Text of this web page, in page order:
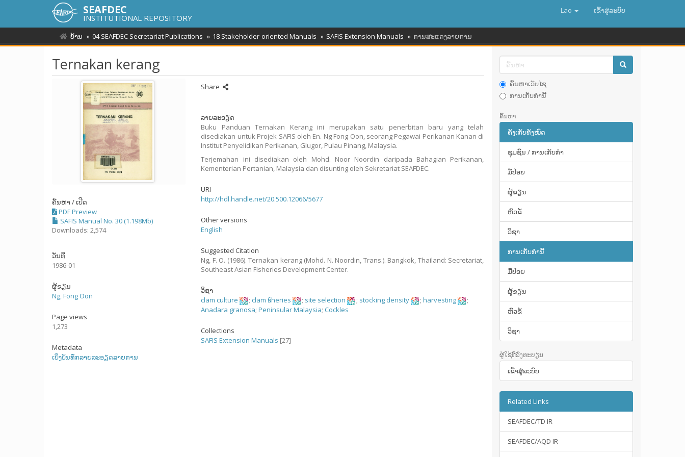
SEAFDEC
INSTITUTIONAL REPOSITORY
Lao ເຂົ້າ​ສູ່​ລະ​ບົບ
ບ້ານ 04 SEAFDEC Secretariat Publications 18 Stakeholder-oriented Manuals SAFIS Extension Manuals ການສະແດງລາຍການ
Ternakan kerang
ຄົ້ນຫາ / ເປີດ
PDF Preview
SAFIS Manual No. 30 (1.198Mb)
Downloads: 2,574
ວັນທີ
1986-01
ຜູ້ຂຽນ
Ng, Fong Oon
Page views
1,273
Metadata
ເບິ່ງບັນທຶກລາຍລະອຽດລາຍການ
Share
ລາຍລະອຽດ
Buku Panduan Ternakan Kerang ini merupakan satu penerbitan baru yang telah
disediakan untuk Projek SAFIS oleh En. Ng Fong Oon, seorang Pegawai Perikanan Kanan di
Institut Penyelidikan Perikanan, Glugor, Pulau Pinang, Malaysia.
Terjemahan ini disediakan oleh Mohd. Noor Noordin daripada Bahagian Perikanan,
Kementerian Pertanian, Malaysia dan disunting oleh Sekretariat SEAFDEC.
URI
http://hdl.handle.net/20.500.12066/5677
Other versions
English
Suggested Citation
Ng, F. O. (1986). Ternakan kerang (Mohd. N. Noordin, Trans.). Bangkok, Thailand: Secretariat,
Southeast Asian Fisheries Development Center.
ວິຊາ
clam culture
; clam fisheries ; site selection ; stocking density ;harvesting
;
Anadara granosa;Peninsular Malaysia;Cockles
Collections
SAFIS Extension Manuals [27]
ຄົ້ນຫາເວັບໄຊ
ການເກັບກໍານີ້
ຄົ້ນຫາ
ຄັງເກັບທັງໝົດ
ຊຸມຊົນ / ການເກັບກໍາ
ມື້​ປ່ອຍ
ຜູ້ຂຽນ
ຫົວຂໍ້
ວິຊາ
ການເກັບກໍານີ້
ມື້​ປ່ອຍ
ຜູ້ຂຽນ
ຫົວຂໍ້
ວິຊາ
ຜູ້ໃຊ້ທີ່ລົງທະບຽນ
ເຂົ້າ​ສູ່​ລະ​ບົບ
Related Links
SEAFDEC/TD IR
SEAFDEC/AQD IR